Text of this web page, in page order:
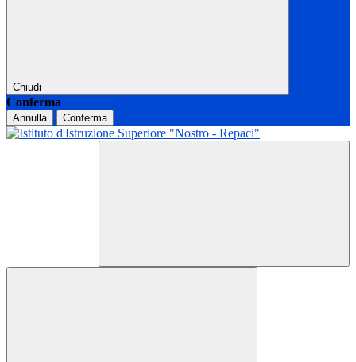
Chiudi
Conferma
Annulla Conferma